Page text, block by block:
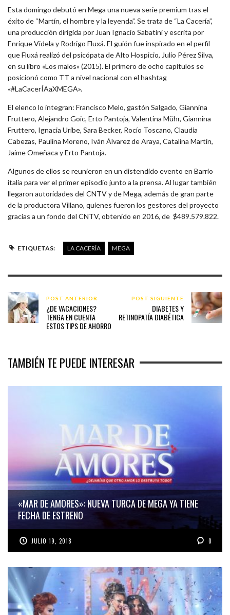
Esta domingo debutó en Mega una nueva serie premium tras el
éxito de “Martín, el hombre y la leyenda”. Se trata de “La Cacería”,
una producción dirigida por Juan Ignacio Sabatini y escrita por
Enrique Videla y Rodrigo Fluxá. El guión fue inspirado en el perfil
que Fluxá realizó del psicópata de Alto Hospicio, Julio Pérez Silva,
en su libro «Los malos» (2015). El primero de ocho capítulos se
posicionó como TT a nivel nacional con el hashtag
«#LaCacerÍAaXMEGA».
El elenco lo integran: Francisco Melo, gastón Salgado, Giannina
Fruttero, Alejandro Goic, Erto Pantoja, Valentina Mühr, Giannina
Fruttero, Ignacia Uribe, Sara Becker, Rocío Toscano, Claudia
Cabezas, Paulina Moreno, Iván Álvarez de Araya, Catalina Martin,
Jaime Omeñaca y Erto Pantoja.
Algunos de ellos se reunieron en un distendido evento en Barrio
italia para ver el primer episodio junto a la prensa. Al lugar también
llegaron autoridades del CNTV y de Mega, además de gran parte
de la productora Villano, quienes fueron los gestores del proyecto
gracias a un fondo del CNTV, obtenido en 2016, de $489.579.822.
ETIQUETAS: LA CACERÍA MEGA
POST ANTERIOR
¿DE VACACIONES?
TENGA EN CUENTA
ESTOS TIPS DE AHORRO
POST SIGUIENTE
DIABETES Y
RETINOPATÍA DIABÉTICA
TAMBIÉN TE PUEDE INTERESAR
«MAR DE AMORES»: NUEVA TURCA DE MEGA YA TIENE
FECHA DE ESTRENO
JULIO 19, 2018 0